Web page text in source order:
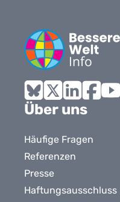
Bluesky
X LinkedInFacebook
Über uns
Häufige Fragen
Referenzen
Presse
Haftungsausschluss